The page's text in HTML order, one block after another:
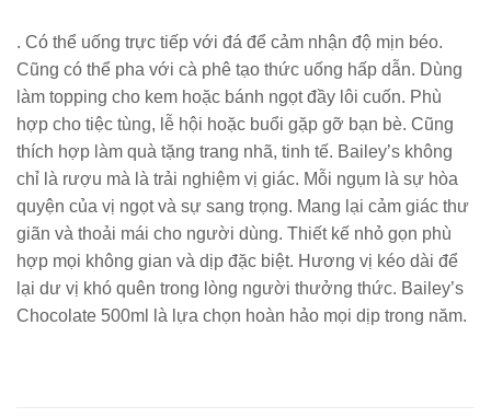
. Có thể uống trực tiếp với đá để cảm nhận độ mịn béo.
Cũng có thể pha với cà phê tạo thức uống hấp dẫn. Dùng
làm topping cho kem hoặc bánh ngọt đầy lôi cuốn. Phù
hợp cho tiệc tùng, lễ hội hoặc buổi gặp gỡ bạn bè. Cũng
thích hợp làm quà tặng trang nhã, tinh tế. Bailey’s không
chỉ là rượu mà là trải nghiệm vị giác. Mỗi ngụm là sự hòa
quyện của vị ngọt và sự sang trọng. Mang lại cảm giác thư
giãn và thoải mái cho người dùng. Thiết kế nhỏ gọn phù
hợp mọi không gian và dịp đặc biệt. Hương vị kéo dài để
lại dư vị khó quên trong lòng người thưởng thức. Bailey’s
Chocolate 500ml là lựa chọn hoàn hảo mọi dịp trong năm.